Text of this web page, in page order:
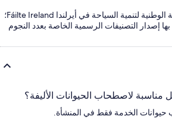
تُقدم التصنيف الهيئة الوطنية لتنمية السياحة في أيرلندا Fáilte Ireland؛
إصدار التصنيفات الرسمية الخاصة بعدد النجوم
مناسبة لاصطحاب الحيوانات الأليفة؟
الخدمة فقط في المنشأة.